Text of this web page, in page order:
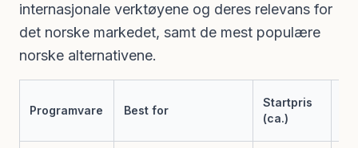
internasjonale verktøyene og deres relevans for
det norske markedet, samt de mest populære
norske alternativene.
Programvare Best for
Startpris
(ca.)